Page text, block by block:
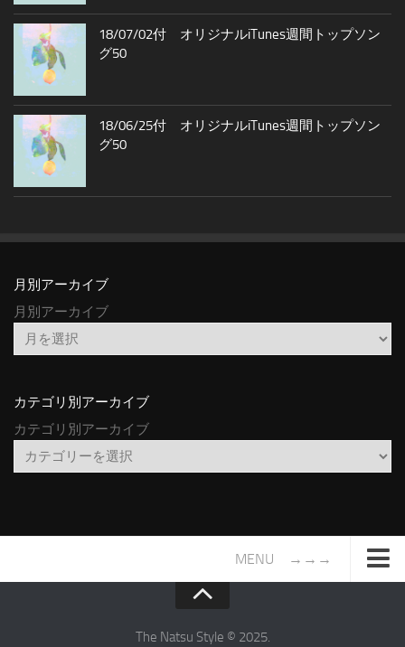
18/07/02付 オリジナルiTunes週間トップソン
グ50
18/06/25付 オリジナルiTunes週間トップソン
グ50
月別アーカイブ
月別アーカイブ
カテゴリ別アーカイブ
カテゴリ別アーカイブ
MENU →→→
The Natsu Style © 2025.